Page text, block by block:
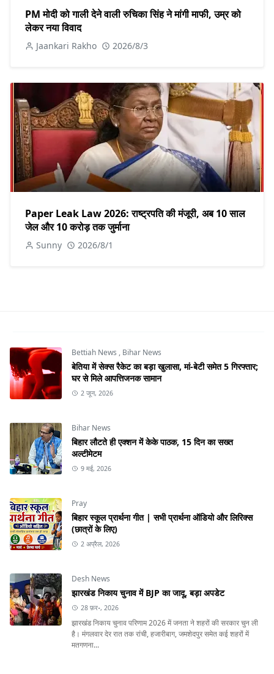
PM मोदी को गाली देने वाली रुचिका सिंह ने मांगी माफी, उम्र को
लेकर नया विवाद
Jaankari Rakho 2026/8/3
Paper Leak Law 2026: राष्ट्रपति की मंजूरी, अब 10 साल
जेल और 10 करोड़ तक जुर्माना
Sunny 2026/8/1
Bettiah News , Bihar News
बेतिया में सेक्स रैकेट का बड़ा खुलासा, मां-बेटी समेत 5 गिरफ्तार;
घर से मिले आपत्तिजनक सामान
2 जून, 2026
Bihar News
बिहार लौटते ही एक्शन में केके पाठक, 15 दिन का सख्त
अल्टीमेटम
9 मई, 2026
Pray
बिहार स्कूल प्रार्थना गीत | सभी प्रार्थना ऑडियो और लिरिक्स
(छात्रों के लिए)
2 अप्रैल, 2026
Desh News
झारखंड निकाय चुनाव में BJP का जादू, बड़ा अपडेट
28 फ़र॰, 2026
झारखंड निकाय चुनाव परिणाम 2026 में जनता ने शहरों की सरकार चुन ली
है। मंगलवार देर रात तक रांची, हजारीबाग, जमशेदपुर समेत कई शहरों में
मतगणना...